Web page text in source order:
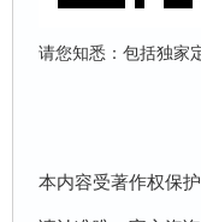
请您知悉：包括独家
本内容受著作权保